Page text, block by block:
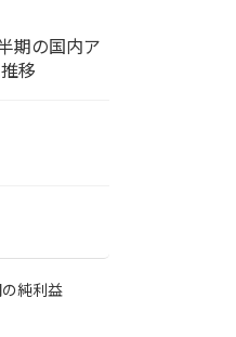
期の国内ア
移
純利益